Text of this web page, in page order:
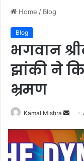
Home / Blog
Blog
भगवान
झांकी ने
भ्रमण
Kamal Mishra
Send
email